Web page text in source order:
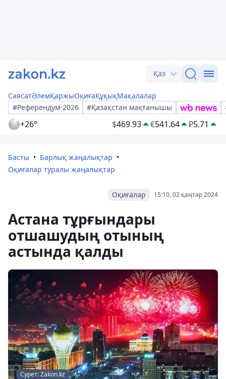
Қаз
СаясатӘлемҚаржыОқиғаҚұқықМақалалар
#Референдум-2026
#Қазақстан мақтанышы
+26° $469.93 €541.64 ₽5.71
Басты
Барлық жаңалықтар
Оқиғалар туралы жаңалықтар
15:10, 02 қаңтар 2024
Оқиғалар
Астана тұрғындары
отшашудың отының
астында қалды
Сурет: Zakon.kz